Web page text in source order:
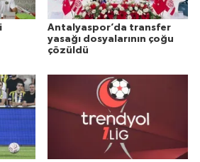
Antalyaspor’da transfer
yasağı dosyalarının çoğu
çözüldü